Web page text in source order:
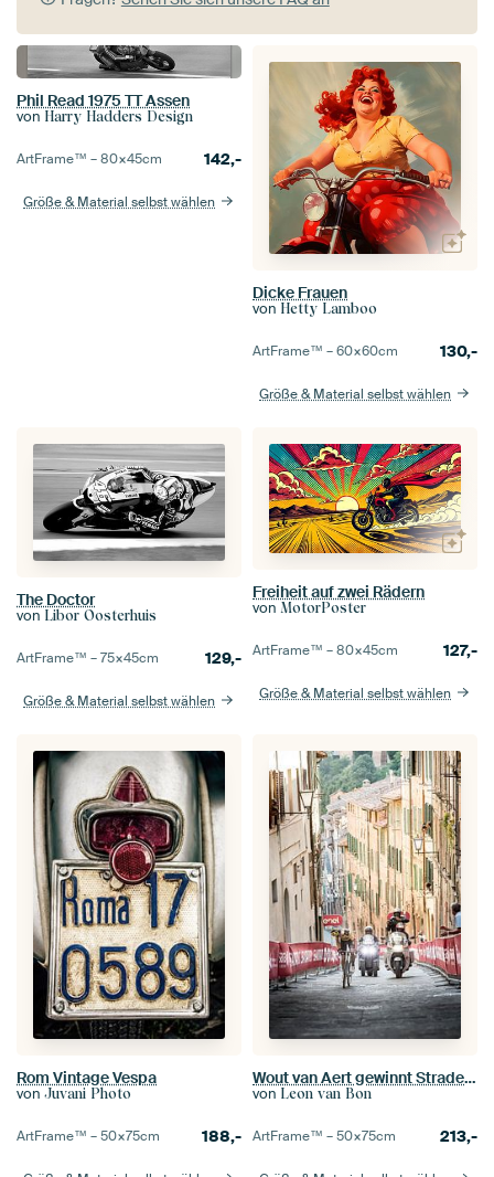
Phil Read 1975 TT Assen
von Harry Hadders Design
ArtFrame™ –80×45cm 142,-
Größe & Material selbst wählen
Dicke Frauen
von Hetty Lamboo
ArtFrame™ –60×60cm 130,-
Größe & Material selbst wählen
The Doctor
von Libor Oosterhuis
ArtFrame™ –75×45cm 129,-
Größe & Material selbst wählen
Freiheit auf zwei Rädern
von MotorPoster
ArtFrame™ –80×45cm 127,-
Größe & Material selbst wählen
Rom Vintage Vespa
von Juvani Photo
ArtFrame™ –50×75cm 188,-
Wout van Aert gewinnt Strade Bianche
von Leon van Bon
ArtFrame™ –50×75cm 213,-